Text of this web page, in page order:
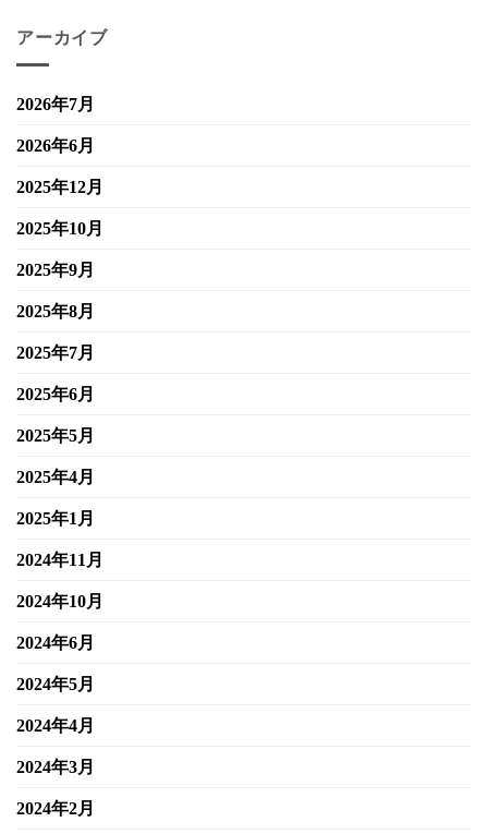
アーカイブ
2026年7月
2026年6月
2025年12月
2025年10月
2025年9月
2025年8月
2025年7月
2025年6月
2025年5月
2025年4月
2025年1月
2024年11月
2024年10月
2024年6月
2024年5月
2024年4月
2024年3月
2024年2月